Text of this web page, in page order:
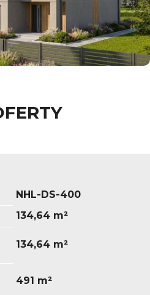
NHL-DS-400
134,64 m²
134,64 m²
491 m²